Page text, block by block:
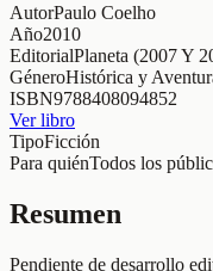
AutorPaulo Coelho
Año2010
EditorialPlaneta (2007 Y
GéneroHistórica y
ISBN9788408094852
Ver libro
TipoFicción
Para quiénTodos los
Resumen
Pendiente de desarrollo